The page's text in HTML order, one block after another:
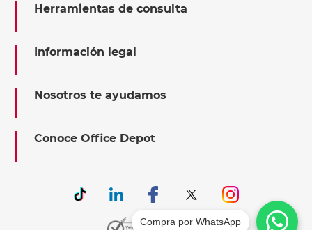
Herramientas de consulta
Información legal
Nosotros te ayudamos
Conoce Office Depot
Compra por WhatsApp